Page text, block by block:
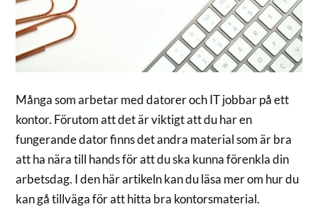
Många som arbetar med datorer och IT jobbar på ett
kontor. Förutom att det är viktigt att du har en
fungerande dator finns det andra material som är bra
att ha nära till hands för att du ska kunna förenkla din
arbetsdag. I den här artikeln kan du läsa mer om hur du
kan gå tillväga för att hitta bra kontorsmaterial.